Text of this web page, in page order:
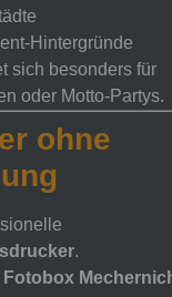
Hintergründe
sich besonders für
oder Motto-Partys.
ohne
.
Fotobox